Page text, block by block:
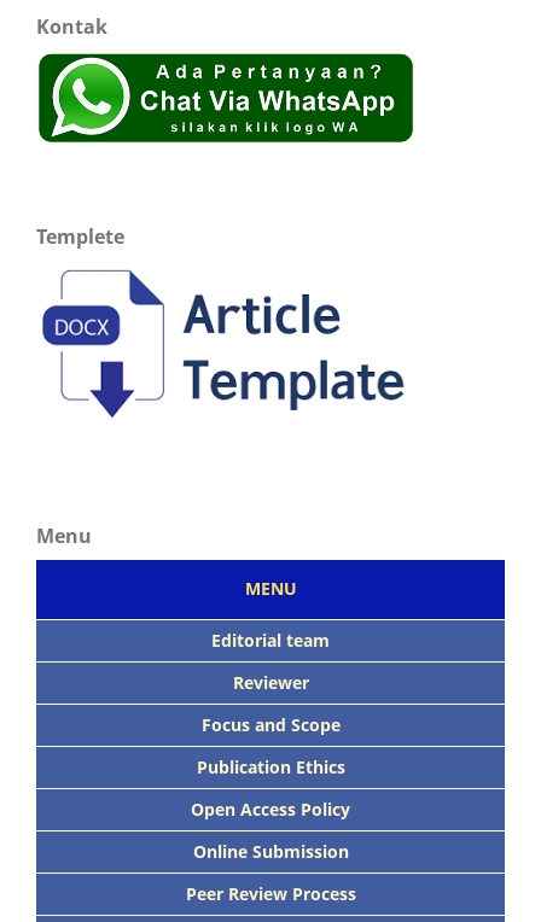
Kontak
Templete
Menu
MENU
Editorial team
Reviewer
Focus and Scope
Publication Ethics
Open Access Policy
Online Submission
Peer Review Process